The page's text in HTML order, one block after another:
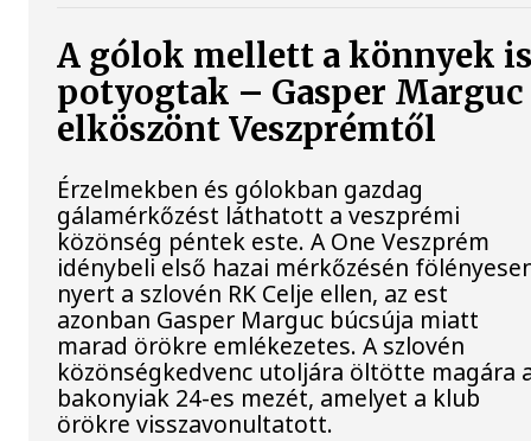
A gólok mellett a könnyek
potyogtak – Gasper Marguc
elköszönt Veszprémtől
Érzelmekben és gólokban gazdag
gálamérkőzést láthatott a veszprémi
közönség péntek este. A One Veszprém
idénybeli első hazai mérkőzésén
nyert a szlovén RK Celje ellen, az est
azonban Gasper Marguc búcsúja miatt
marad örökre emlékezetes. A szlovén
közönségkedvenc utoljára öltötte magára
bakonyiak 24-es mezét, amelyet a klub
örökre visszavonultatott.